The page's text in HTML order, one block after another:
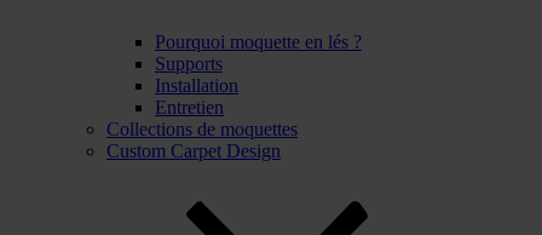
Pourquoi moquette en lés ?
Supports
Installation
Entretien
Collections de moquettes
Custom Carpet Design